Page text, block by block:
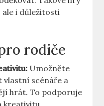
ale i důležitosti
rodiče
Umožněte
vlastní scénáře a
hrát. To podporuje